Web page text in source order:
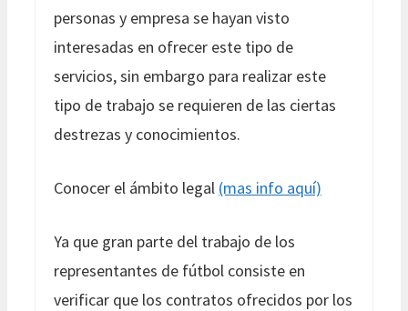
personas y empresa se hayan visto
interesadas en ofrecer este tipo de
servicios, sin embargo para realizar este
tipo de trabajo se requieren de las ciertas
destrezas y conocimientos.
Conocer el ámbito legal (mas info aquí)
Ya que gran parte del trabajo de los
representantes de fútbol consiste en
verificar que los contratos ofrecidos por los